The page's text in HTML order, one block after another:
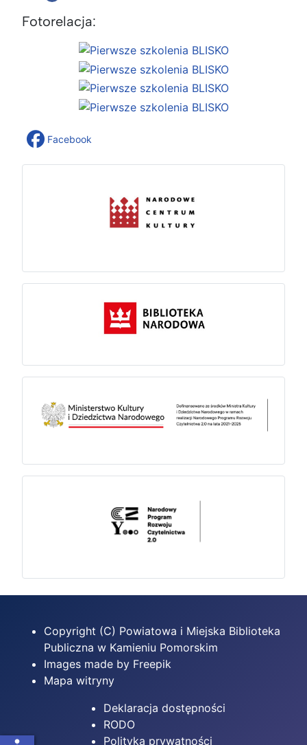
Fotorelacja:
Facebook
Copyright (C) Powiatowa i Miejska Biblioteka
Publiczna w Kamieniu Pomorskim
Images made by Freepik
Mapa witryny
Deklaracja dostępności
RODO
Polityka prywatności